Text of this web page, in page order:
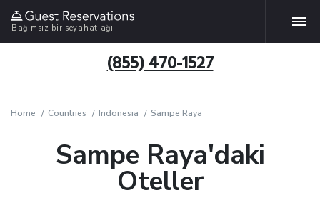
Bağımsız bir seyahat ağı
(855) 470-1527
Home Countries Indonesia Sampe Raya
Sampe Raya'daki
Oteller